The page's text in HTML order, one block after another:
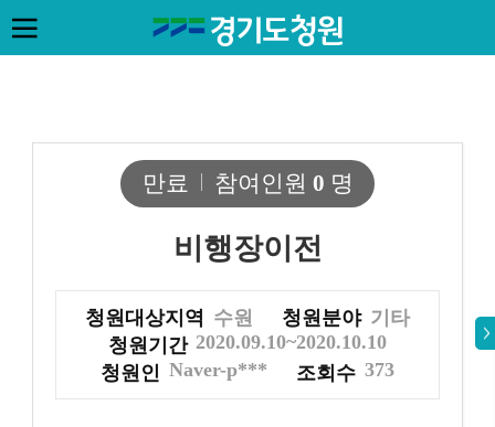
만료 참여인원 0 명
비행장이전
청원대상지역 수원 청원분야 기타
청원기간 2020.09.10~2020.10.10
청원인 Naver-p*** 조회수 373